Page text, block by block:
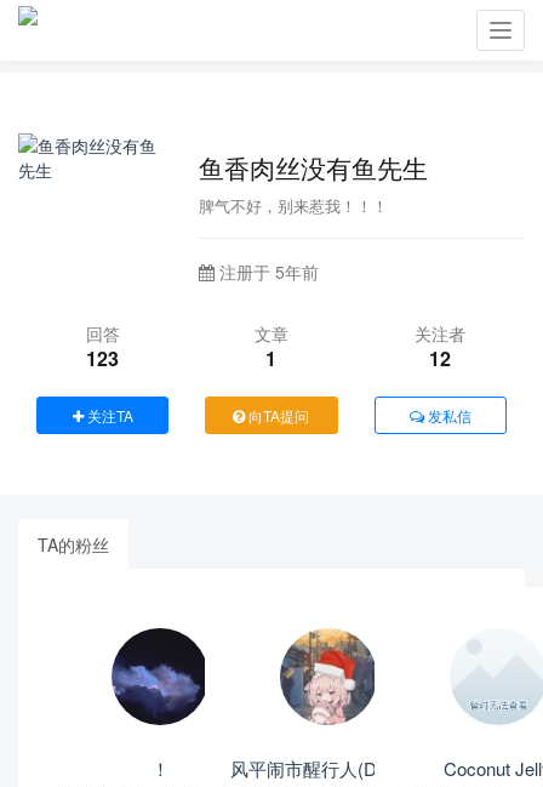
鱼香肉丝没有鱼先生
脾气不好，别来惹我！！！
注册于 5年前
回答
123
文章
1
关注者
12
关注TA 向TA提问 发私信
TA的粉丝
！ 风平闹市醒行人(Doer版) Coconut